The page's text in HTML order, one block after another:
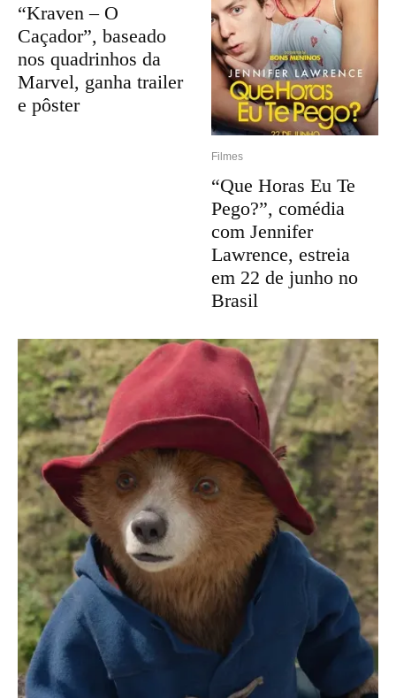
“Kraven – O
Caçador”, baseado
nos quadrinhos da
Marvel, ganha trailer
e pôster
Filmes
“Que Horas Eu Te
Pego?”, comédia
com Jennifer
Lawrence, estreia
em 22 de junho no
Brasil